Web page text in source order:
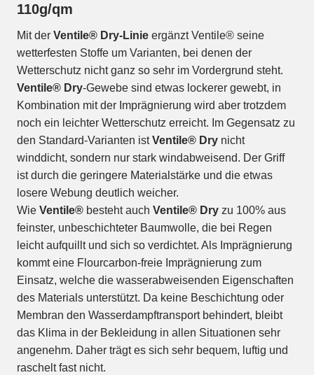
110g/qm
Mit der Ventile® Dry-Linie ergänzt Ventile® seine
wetterfesten Stoffe um Varianten, bei denen der
Wetterschutz nicht ganz so sehr im Vordergrund steht.
Ventile® Dry-Gewebe sind etwas lockerer gewebt, in
Kombination mit der Imprägnierung wird aber trotzdem
noch ein leichter Wetterschutz erreicht. Im Gegensatz zu
den Standard-Varianten istVentile® Dry nicht
winddicht, sondern nur stark windabweisend. Der Griff
ist durch die geringere Materialstärke und die etwas
losere Webung deutlich weicher.
Wie Ventile® besteht auch Ventile® Dry zu 100% aus
feinster, unbeschichteter Baumwolle, die bei Regen
leicht aufquillt und sich so verdichtet. Als Imprägnierung
kommt eine Flourcarbon-freie Imprägnierung zum
Einsatz, welche die wasserabweisenden Eigenschaften
des Materials unterstützt. Da keine Beschichtung oder
Membran den Wasserdampftransport behindert, bleibt
das Klima in der Bekleidung in allen Situationen sehr
angenehm. Daher trägt es sich sehr bequem, luftig und
raschelt fast nicht.